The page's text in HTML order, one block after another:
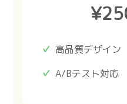
高品質デザイン
A/Bテスト対応